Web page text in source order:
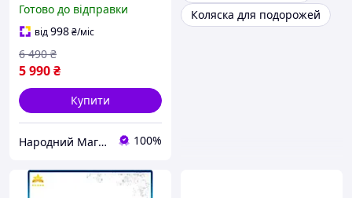
Готово до відправки
від998₴/міс
5 990₴
6 490 ₴
Купити
Народний Магазин 100%
Коляска для подорожей